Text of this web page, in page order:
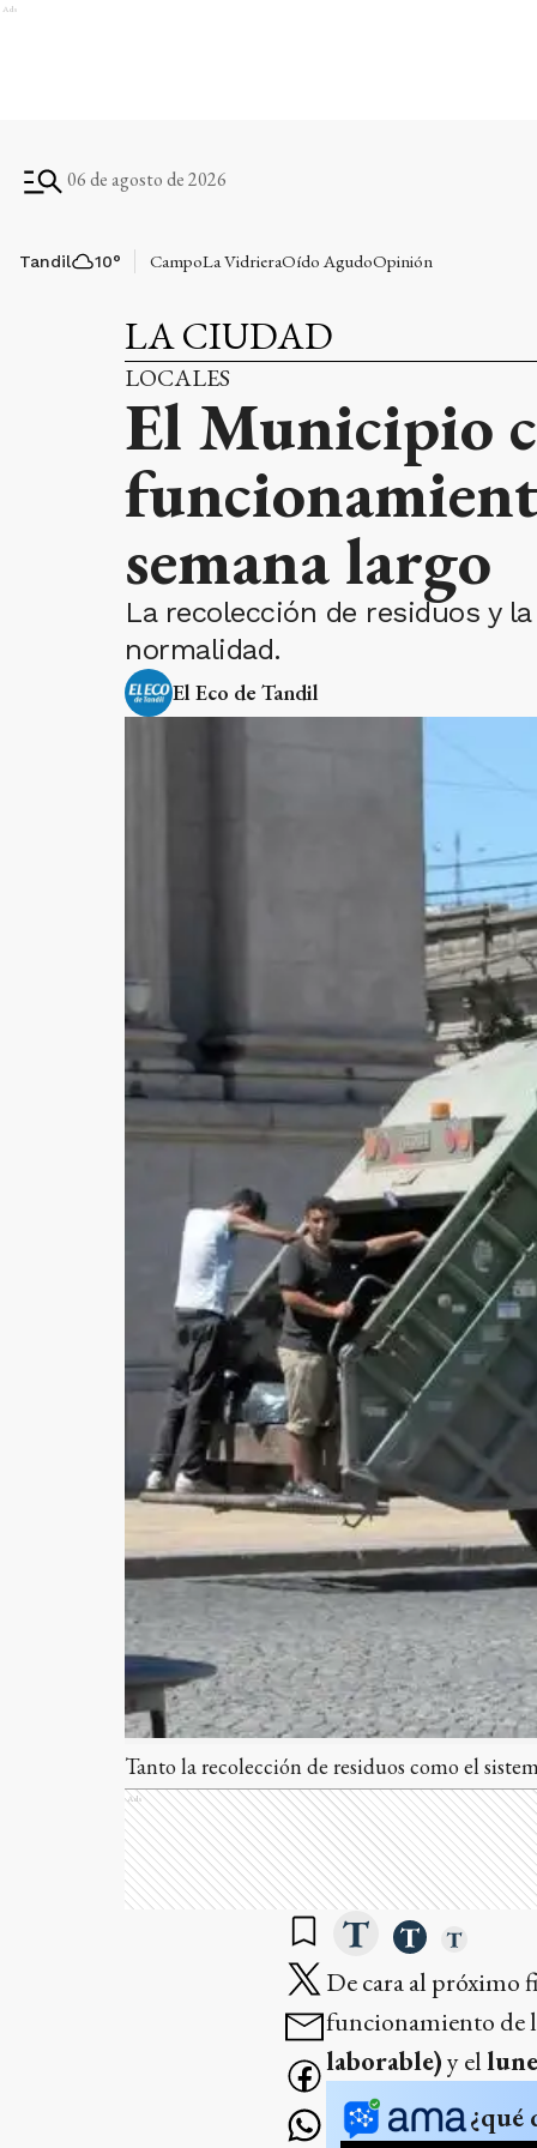
Ads
06 de agosto de 2026
Tandil 10° CampoLa VidrieraOído AgudoOpinión
LA CIUDAD
LOCALES
El Municipio
semana largo
La recolección de residuos y
normalidad.
El Eco de Tandil
Tanto la recolección de residuos como el
Ads
De cara al próximo
funcionamiento de
laborable)y el
¿qué